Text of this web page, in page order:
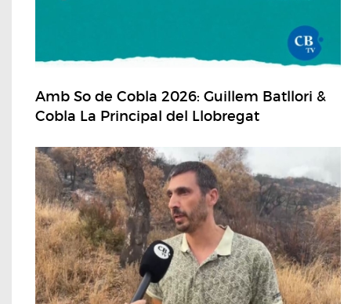
Amb So de Cobla 2026: Guillem Batllori &
Cobla La Principal del Llobregat